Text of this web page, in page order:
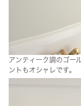
アンティーク調のゴー
ントもオシャレです。